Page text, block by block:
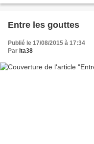
Entre les gouttes
Publié le 17/08/2015 à 17:34
Par lta38